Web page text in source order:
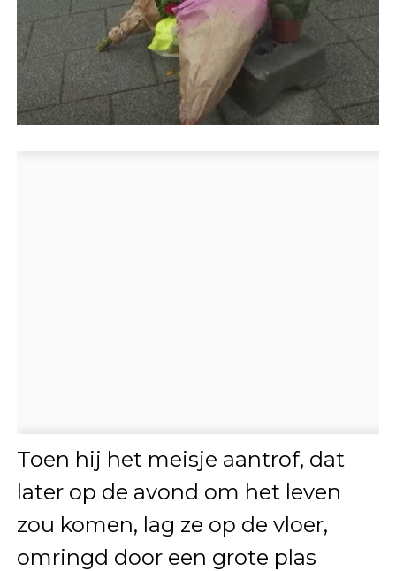
Toen hij het meisje aantrof, dat
later op de avond om het leven
zou komen, lag ze op de vloer,
omringd door een grote plas